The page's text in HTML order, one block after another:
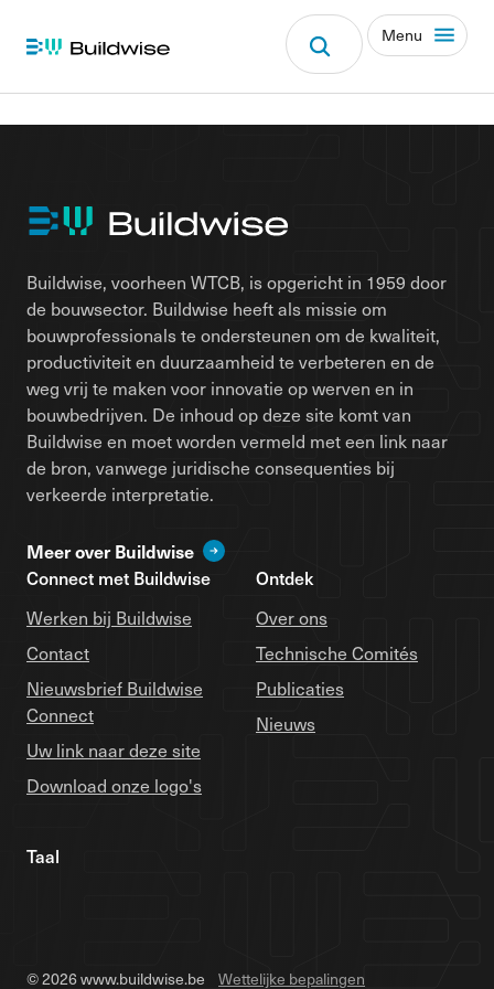
Menu
Buildwise, voorheen WTCB, is opgericht in 1959 door
de bouwsector. Buildwise heeft als missie om
bouwprofessionals te ondersteunen om de kwaliteit,
productiviteit en duurzaamheid te verbeteren en de
weg vrij te maken voor innovatie op werven en in
bouwbedrijven. De inhoud op deze site komt van
Buildwise en moet worden vermeld met een link naar
de bron, vanwege juridische consequenties bij
verkeerde interpretatie.
Meer over Buildwise
Connect met Buildwise
Werken bij Buildwise
Contact
Nieuwsbrief Buildwise
Connect
Uw link naar deze site
Download onze logo's
Ontdek
Over ons
Technische Comités
Publicaties
Nieuws
Taal
© 2026 www.buildwise.be Wettelijke bepalingen